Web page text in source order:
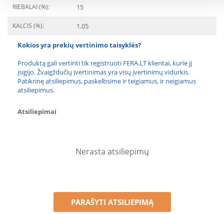
RIEBALAI (%): 15
KALCIS (%): 1.05
Kokios yra prekių vertinimo taisyklės?
Produktą gali vertinti tik registruoti FERA.LT klientai, kurie jį
įsigijo. Žvaigždučių įvertinimas yra visų įvertinimų vidurkis.
Patikrinę atsiliepimus, paskelbsime ir teigiamus, ir neigiamus
atsiliepimus.
Atsiliepimai
Nerasta atsiliepimų
PARAŠYTI ATSILIEPIMĄ